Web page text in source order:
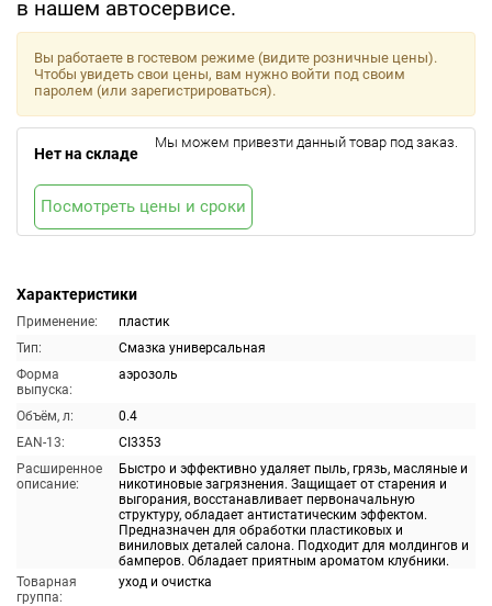
в нашем автосервисе.
Характеристики
Применение:
пластик
Тип:
Смазка универсальная
Форма
выпуска:
аэрозоль
Объём, л:
0.4
EAN-13:
CI3353
Расширенное
описание:
Быстро и эффективно удаляет пыль, грязь, масляные и
никотиновые загрязнения. Защищает от старения и
выгорания, восстанавливает первоначальную
структуру, обладает антистатическим эффектом.
Предназначен для обработки пластиковых и
виниловых деталей салона. Подходит для молдингов и
бамперов. Обладает приятным ароматом клубники.
Товарная
группа:
уход и очистка
Вы работаете в гостевом режиме (видите розничные цены).
Чтобы увидеть свои цены, вам нужно войти под своим
паролем (или зарегистрироваться).
Нет на складе
Мы можем привезти данный товар под заказ.
Посмотреть цены и сроки